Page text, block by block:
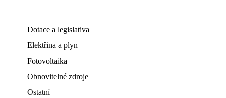
Dotace a legislativa
Elektřina a plyn
Fotovoltaika
Obnovitelné zdroje
Ostatní